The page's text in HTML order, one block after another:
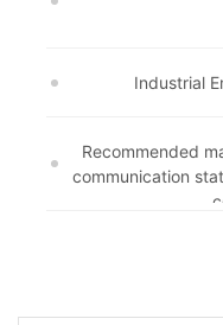
Industrial
Recommended
communication